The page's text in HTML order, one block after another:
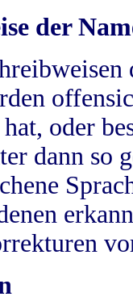
der
oder
dann so